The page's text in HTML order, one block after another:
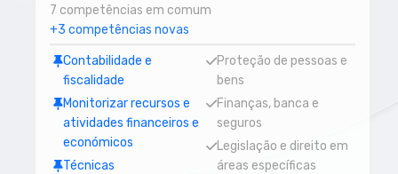
7 competências em comum
+3 competências novas
Contabilidade e
fiscalidade
Monitorizar recursos e
atividades financeiros e
económicos
Técnicas
Proteção de pessoas e
bens
Finanças, banca e
seguros
Legislação e direito em
áreas específicas